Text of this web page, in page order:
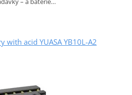
with acid YUASA YB10L-A2